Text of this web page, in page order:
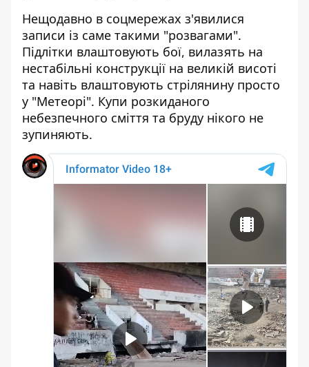
Нещодавно в соцмережах з'явилися
записи із саме такими "розвагами".
Підлітки влаштовують бої, вилазять на
нестабільні конструкції на великій висоті
та навіть влаштовують стрілянину просто
у "Метеорі". Купи розкиданого
небезпечного сміття та бруду нікого не
зупиняють.